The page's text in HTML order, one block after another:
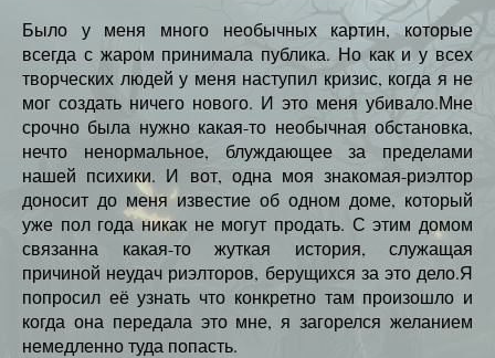
Было у меня много необычных картин, которые
всегда с жаром принимала публика. Но как и у всех
творческих людей у меня наступил кризис, когда я не
мог создать ничего нового. И это меня убивало.Мне
срочно была нужно какая-то необычная обстановка,
нечто ненормальное, блуждающее за пределами
нашей психики. И вот, одна моя знакомая-риэлтор
доносит до меня известие об одном доме, который
уже пол года никак не могут продать. С этим домом
связанна какая-то жуткая история, служащая
причиной неудач риэлторов, берущихся за это дело.Я
попросил её узнать что конкретно там произошло и
когда она передала это мне, я загорелся желанием
немедленно туда попасть.